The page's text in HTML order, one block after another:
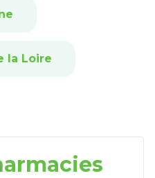
la Loire